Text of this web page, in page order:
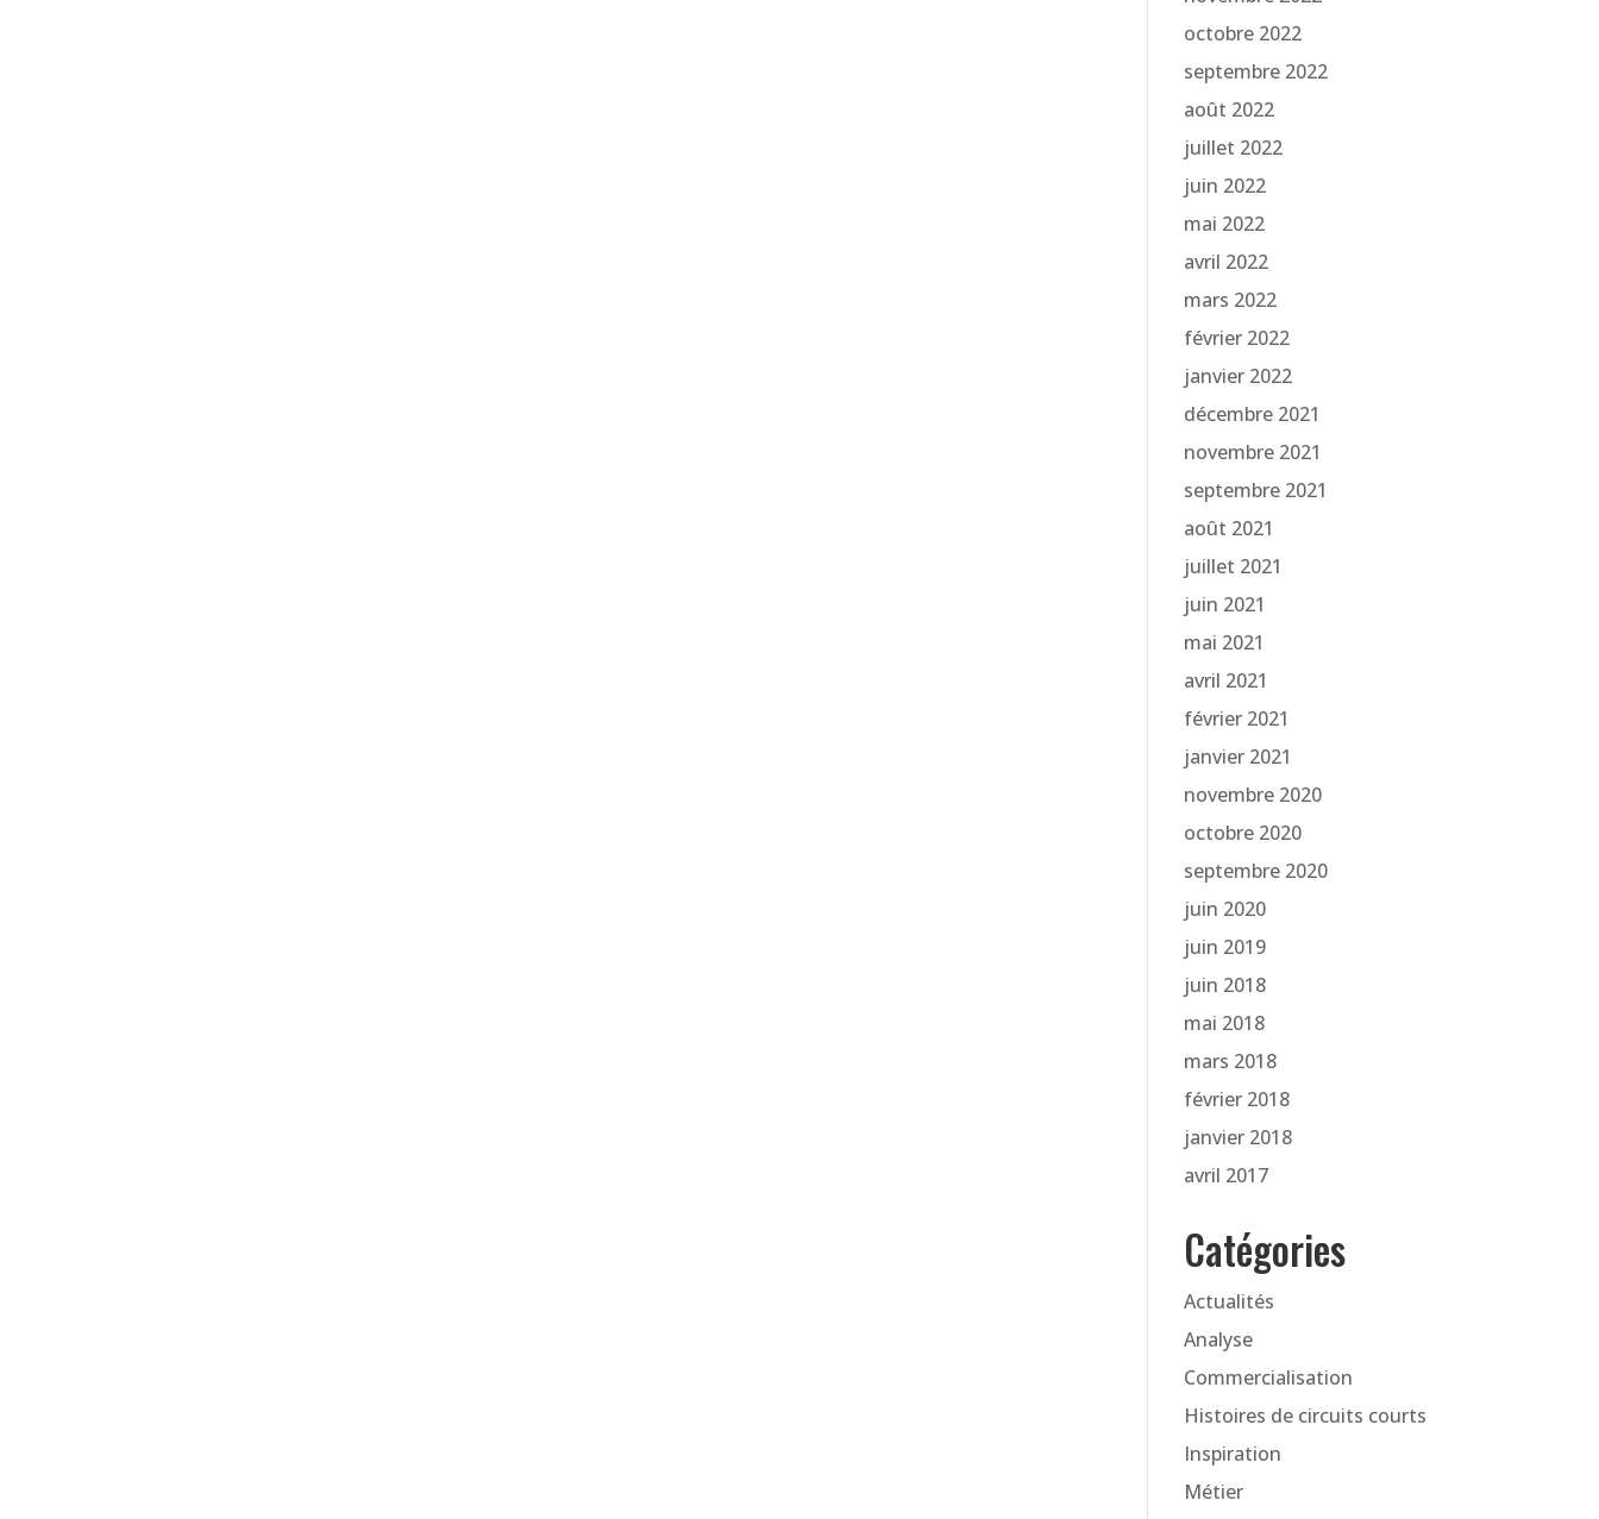
octobre 2022
septembre 2022
août 2022
juillet 2022
juin 2022
mai 2022
avril 2022
mars 2022
février 2022
janvier 2022
décembre 2021
novembre 2021
septembre 2021
août 2021
juillet 2021
juin 2021
mai 2021
avril 2021
février 2021
janvier 2021
novembre 2020
octobre 2020
septembre 2020
juin 2020
juin 2019
juin 2018
mai 2018
mars 2018
février 2018
janvier 2018
avril 2017
Catégories
Actualités
Analyse
Commercialisation
Histoires de circuits courts
Inspiration
Métier